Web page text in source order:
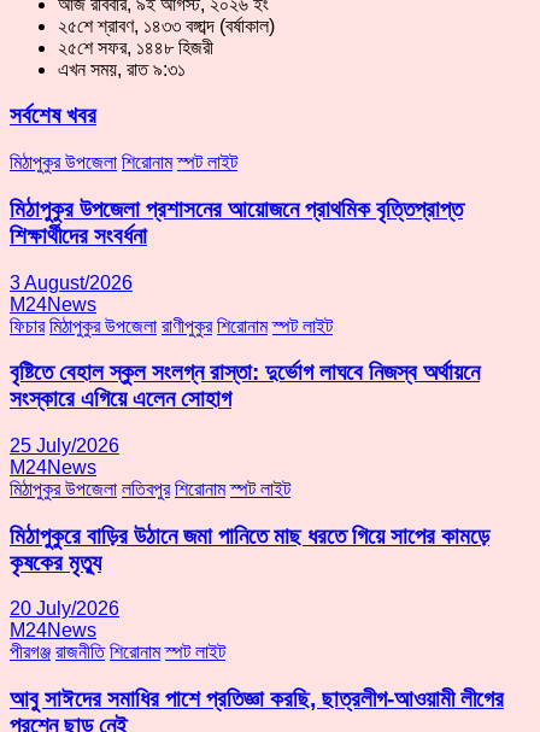
২৫শে শ্রাবণ, ১৪৩৩ বঙ্গাব্দ (বর্ষাকাল)
২৫শে সফর, ১৪৪৮ হিজরী
এখন সময়, রাত ৯:৩১
সর্বশেষ খবর
মিঠাপুকুর উপজেলা শিরোনাম স্পট লাইট
মিঠাপুকুর উপজেলা প্রশাসনের আয়োজনে প্রাথমিক বৃত্তিপ্রাপ্ত
শিক্ষার্থীদের সংবর্ধনা
3 August/2026
M24News
ফিচার মিঠাপুকুর উপজেলা রাণীপুকুর শিরোনাম স্পট লাইট
বৃষ্টিতে বেহাল স্কুল সংলগ্ন রাস্তা: দুর্ভোগ লাঘবে নিজস্ব অর্থায়নে
সংস্কারে এগিয়ে এলেন সোহাগ
25 July/2026
M24News
মিঠাপুকুর উপজেলা লতিবপুর শিরোনাম স্পট লাইট
মিঠাপুকুরে বাড়ির উঠানে জমা পানিতে মাছ ধরতে গিয়ে সাপের কামড়ে
কৃষকের মৃত্যু
20 July/2026
M24News
পীরগঞ্জ রাজনীতি শিরোনাম স্পট লাইট
আবু সাঈদের সমাধির পাশে প্রতিজ্ঞা করছি, ছাত্রলীগ-আওয়ামী লীগের
প্রশ্নে ছাড় নেই